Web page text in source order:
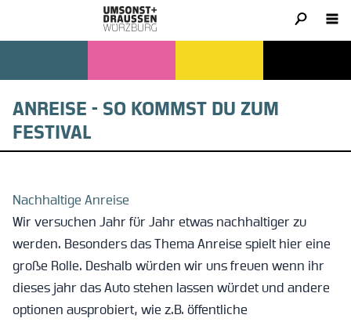
ANREISE - SO KOMMST DU ZUM
FESTIVAL
Nachhaltige Anreise
Wir versuchen Jahr für Jahr etwas nachhaltiger zu
werden. Besonders das Thema Anreise spielt hier eine
große Rolle. Deshalb würden wir uns freuen wenn ihr
dieses jahr das Auto stehen lassen würdet und andere
optionen ausprobiert, wie z.B. öffentliche